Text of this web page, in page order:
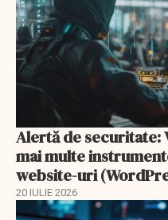
Alertă de
mai multe
website-uri
20 IULIE 2026